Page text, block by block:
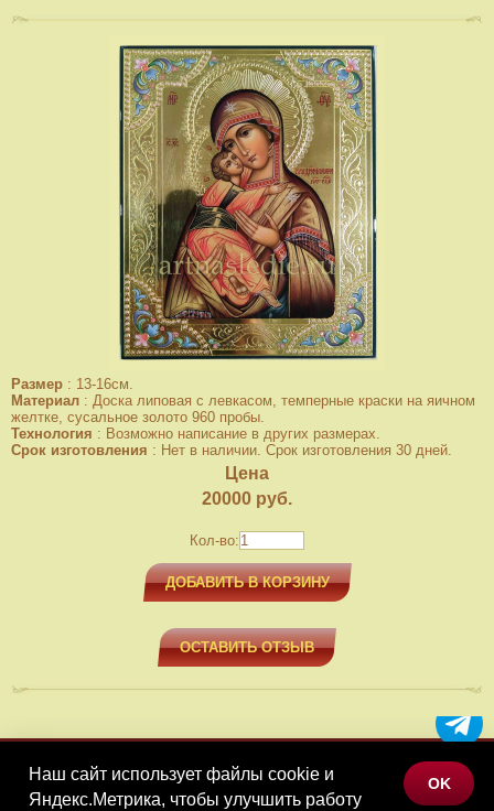
Размер : 13-16см.
Материал : Доска липовая с левкасом, темперные краски на яичном
желтке, сусальное золото 960 пробы.
Технология : Возможно написание в других размерах.
Срок изготовления : Нет в наличии. Срок изготовления 30 дней.
Цена
20000 руб.
Кол-во:
ДОБАВИТЬ В КОРЗИНУ
ОСТАВИТЬ ОТЗЫВ
МЕНЮ
Наш сайт использует файлы cookie и
Яндекс.Метрика, чтобы улучшить работу
OK